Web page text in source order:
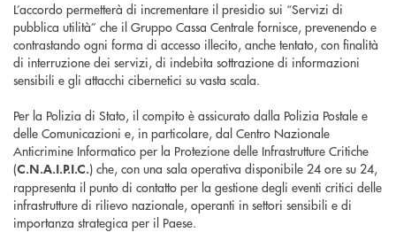
L’accordo permetterà di incrementare il presidio sui “Servizi di
pubblica utilità” che il Gruppo Cassa Centrale fornisce, prevenendo e
contrastando ogni forma di accesso illecito, anche tentato, con finalità
di interruzione dei servizi, di indebita sottrazione di informazioni
sensibili e gli attacchi cibernetici su vasta scala.
Per la Polizia di Stato, il compito è assicurato dalla Polizia Postale e
delle Comunicazioni e, in particolare, dal Centro Nazionale
Anticrimine Informatico per la Protezione delle Infrastrutture Critiche
(C.N.A.I.P.I.C.) che, con una sala operativa disponibile 24 ore su 24,
rappresenta il punto di contatto per la gestione degli eventi critici delle
infrastrutture di rilievo nazionale, operanti in settori sensibili e di
importanza strategica per il Paese.